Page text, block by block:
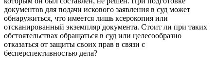
документов для подачи искового заявления в суд может
обнаружиться, что имеется лишь ксерокопия или
отсканированный экземпляр документа. Стоит ли при таких
обстоятельствах обращаться в суд или целесообразно
отказаться от защиты своих прав в связи с
бесперспективностью дела?